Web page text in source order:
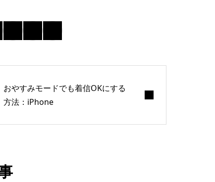
おやすみモードでも着信OKにする
方法：iPhone